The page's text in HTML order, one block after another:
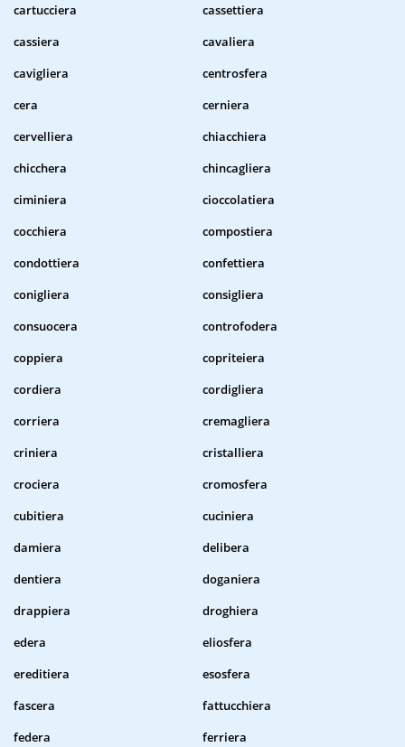
cartucciera
cassettiera
cassiera
cavaliera
cavigliera
centrosfera
cera
cerniera
cervelliera
chiacchiera
chicchera
chincagliera
ciminiera
cioccolatiera
cocchiera
compostiera
condottiera
confettiera
conigliera
consigliera
consuocera
controfodera
coppiera
copriteiera
cordiera
cordigliera
corriera
cremagliera
criniera
cristalliera
crociera
cromosfera
cubitiera
cuciniera
damiera
delibera
dentiera
doganiera
drappiera
droghiera
edera
eliosfera
ereditiera
esosfera
fascera
fattucchiera
federa
ferriera